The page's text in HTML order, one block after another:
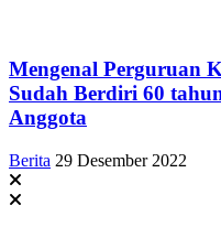
Mengenal Perguruan
Sudah Berdiri 60
Anggota
Berita 29 Desember 2022